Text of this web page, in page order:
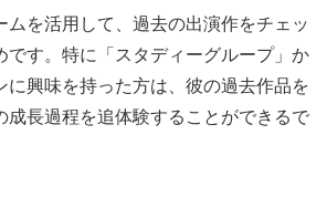
ムを活用して、過去の出演作をチェッ
です。特に「スタディーグループ」か
に興味を持った方は、彼の過去作品を
成長過程を追体験することができるで